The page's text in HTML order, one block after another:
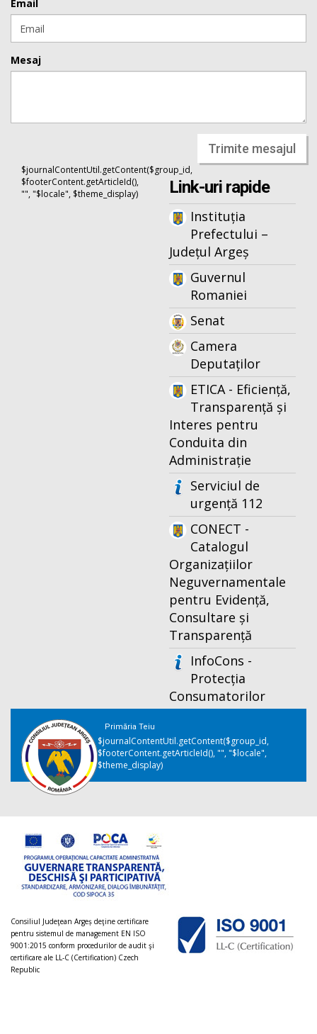
Email
Mesaj
Trimite mesajul
$journalContentUtil.getContent($group_id,
$footerContent.getArticleId(),
"", "$locale", $theme_display)
Link-uri rapide
Instituția
Prefectului –
Județul Argeș
Guvernul
Romaniei
Senat
Camera
Deputaților
ETICA - Eficiență,
Transparență și
Interes pentru
Conduita din
Administrație
Serviciul de
urgență 112
CONECT -
Catalogul
Organizațiilor
Neguvernamentale
pentru Evidență,
Consultare și
Transparență
InfoCons -
Protecția
Consumatorilor
Primăria Teiu
$journalContentUtil.getContent($group_id,
$footerContent.getArticleId(), "", "$locale",
$theme_display)
Consiliul Judeţean Argeș deţine certificare
pentru sistemul de management EN ISO
9001:2015 conform procedurilor de audit şi
certificare ale LL-C (Certification) Czech
Republic